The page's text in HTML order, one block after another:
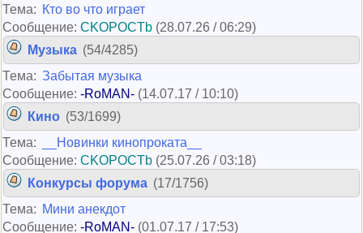
Тема: Кто во что играет
Сообщение: CKOPOCTb (28.07.26 / 06:29)
Музыка (54/4285)
Тема: Забытая музыка
Сообщение: -RoMAN- (14.07.17 / 10:10)
Кино (53/1699)
Тема:
__Новинки кинопроката__
Сообщение: CKOPOCTb (25.07.26 / 03:18)
Конкурсы форума (17/1756)
Тема: Мини анекдот
Сообщение: -RoMAN- (01.07.17 / 17:53)